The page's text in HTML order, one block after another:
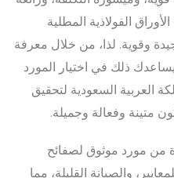
الفولاذية المطلية
وقوية. لذا، من خلال معرفة
سيساعدك ذلك في اختيار المورد
العربية السعودية لتحقيق
متينة وفعالة وجميلة.
من مورد موثوق لصفائح
والصيانة القليلة، مما